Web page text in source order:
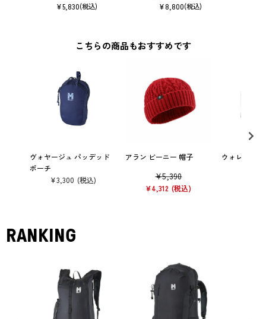
¥5,830(税込)
¥8,800(税込)
こちらの商品もおすすめです
ヴォヤージュ パッデッド
ポーチ
¥3,300
アラン ビーニー 帽子
¥5,390
¥4,312
ウォレット
RANKING